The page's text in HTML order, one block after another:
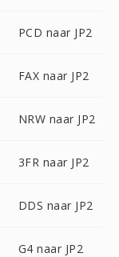
PCD naar JP2
FAX naar JP2
NRW naar JP2
3FR naar JP2
DDS naar JP2
G4 naar JP2